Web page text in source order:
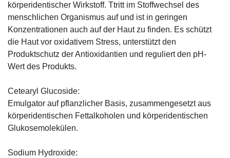
körperidentischer Wirkstoff. Ttritt im Stoffwechsel des
menschlichen Organismus auf und ist in geringen
Konzentrationen auch auf der Haut zu finden. Es schützt
die Haut vor oxidativem Stress, unterstützt den
Produktschutz der Antioxidantien und reguliert den pH-
Wert des Produkts.
Cetearyl Glucoside:
Emulgator auf pflanzlicher Basis, zusammengesetzt aus
körperidentischen Fettalkoholen und körperidentischen
Glukosemolekülen.
Sodium Hydroxide: